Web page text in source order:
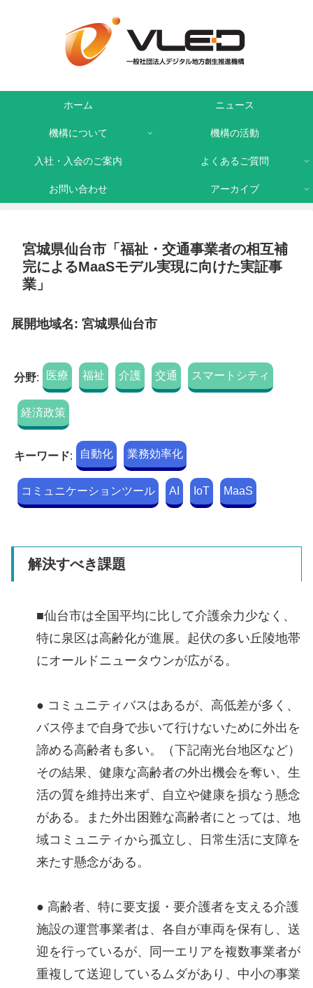
ホーム ニュース
機構について 機構の活動
入社・入会のご案内 よくあるご質問
お問い合わせ アーカイブ
宮城県仙台市「福祉・交通事業者の相互補
完によるMaaSモデル実現に向けた実証事
業」
展開地域名: 宮城県仙台市
分野: 医療 福祉 介護 交通 スマートシティ
経済政策
キーワード: 自動化 業務効率化
コミュニケーションツール AI IoT MaaS
解決すべき課題
■仙台市は全国平均に比して介護余力少なく、
特に泉区は高齢化が進展。起伏の多い丘陵地帯
にオールドニュータウンが広がる。
● コミュニティバスはあるが、高低差が多く、
バス停まで自身で歩いて行けないために外出を
諦める高齢者も多い。（下記南光台地区など）
その結果、健康な高齢者の外出機会を奪い、生
活の質を維持出来ず、自立や健康を損なう懸念
がある。また外出困難な高齢者にとっては、地
域コミュニティから孤立し、日常生活に支障を
来たす懸念がある。
● 高齢者、特に要支援・要介護者を支える介護
施設の運営事業者は、各自が車両を保有し、送
迎を行っているが、同一エリアを複数事業者が
重複して送迎しているムダがあり、中小の事業